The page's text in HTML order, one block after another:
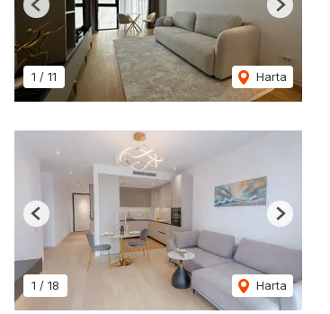
1 / 11 Harta
Previous Next
1 / 18 Harta
Previous Next